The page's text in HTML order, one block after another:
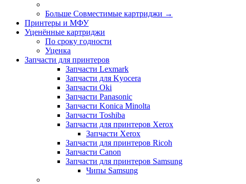
Больше Совместимые картриджи →
Принтеры и МФУ
Уценённые картриджи
По сроку годности
Уценка
Запчасти для принтеров
Запчасти Lexmark
Запчасти для Kyocera
Запчасти Oki
Запчасти Panasonic
Запчасти Koniсa Minolta
Запчасти Toshiba
Запчасти для принтеров Xerox
Запчасти Xerox
Запчасти для принтеров Ricoh
Запчасти Canon
Запчасти для принтеров Samsung
Чипы Samsung